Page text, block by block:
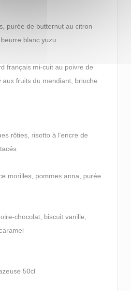
purée de butternut au citron
blanc yuzu
français mi-cuit au poivre de
aux fruits du mendiant, brioche
rôties, risotto à l'encre de
morilles, pommes anna, purée
chocolat, biscuit vanille,
50cl